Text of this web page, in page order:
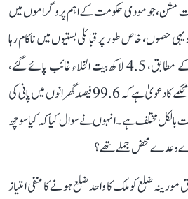
مشن، جو مودی حکومت کے اہم پروگراموں میں
خاص طور پر قبائلی بستیوں میں ناکام رہا
ہے۔ 2020 کی ایک رپورٹ کے مطابق، 4.5 لاکھ بیت الخلاء غائب پائے گئے،
اور 540 روپے پانی اور صفائی کے محکمے کا دعویٰ ہے کہ 99.6 فیصد گھرانوں میں پانی کی
بالکل مختلف ہے۔ انہوں نے سوال کیا کہ کیا سوچھ
وعدے محض جملے تھے؟
ضلع کو ملک کا واحد ضلع ہونے کا منفی امتیاز